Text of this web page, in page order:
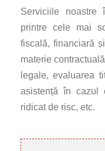
Serviciile noastre
printre cele mai
fiscală, financiară
materie
legale, evaluarea
asistență în cazul
ridicat de risc, etc.